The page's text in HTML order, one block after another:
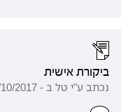
ביקורת אישית
נכתב ע"י טל ב - 28/10/2017 19:13:17